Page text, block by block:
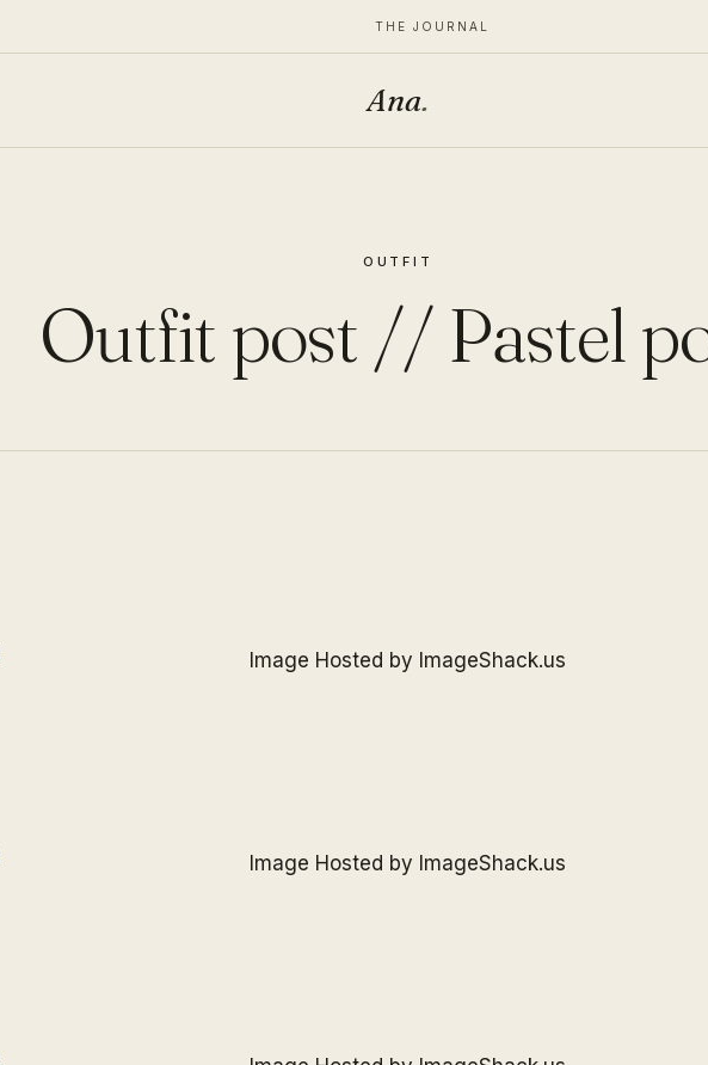
THE JOURNAL
Ana.
OUTFIT
Outfit post // Pastel